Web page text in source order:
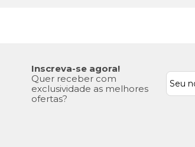
Inscreva-se agora!
Quer receber com
exclusividade as melhores
ofertas?